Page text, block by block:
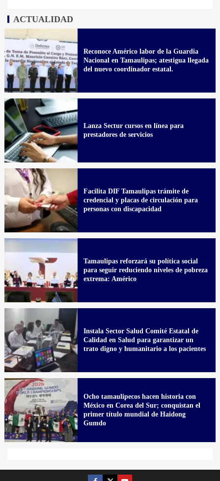
ACTUALIDAD
Reconoce Américo labor de la Guardia
Nacional en Tamaulipas; atestigua llegada
del nuevo coordinador estatal.
Lanza Sectur cursos en línea para
prestadores de servicios
Facilita DIF Tamaulipas trámite de
credencial y placas de circulación para
personas con discapacidad
Tamaulipas reforzará su política social
para seguir reduciendo niveles de pobreza
extrema: Américo
Instala Sector Salud Comité Estatal de
Calidad en Salud para garantizar un
trato digno y humanitario a los pacientes
Ocho tamaulipecos hacen historia con
México en Corea del Sur; conquistan el
primer título mundial de Haidong
Gumdo